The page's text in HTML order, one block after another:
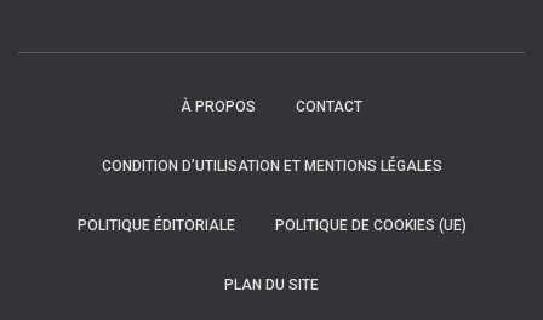
À PROPOS CONTACT
CONDITION D’UTILISATION ET MENTIONS LÉGALES
POLITIQUE ÉDITORIALE POLITIQUE DE COOKIES (UE)
PLAN DU SITE